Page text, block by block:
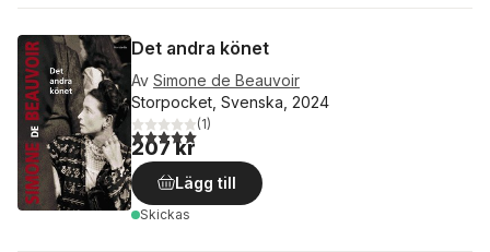
Det andra könet
Av Simone de Beauvoir
Storpocket, Svenska, 2024
5,0utav 5 stjärnor. Totalt antal röster:
(1)
207 kr
Lägg till
Skickas